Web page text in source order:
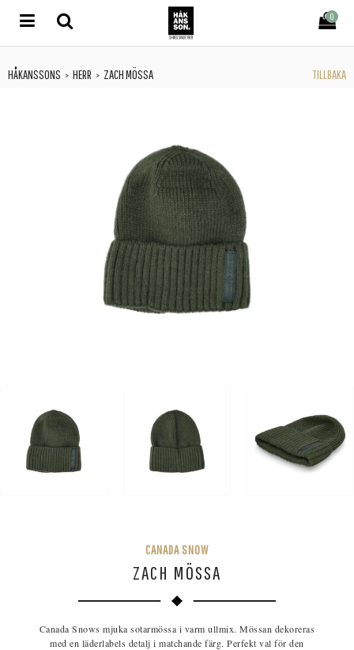
0
HÅKANSSONS > HERR > ZACH MÖSSA TILLBAKA
CANADA SNOW
ZACH MÖSSA
Canada Snows mjuka sotarmössa i varm ullmix. Mössan dekoreras
med en läderlabels detalj i matchande färg. Perfekt val för den